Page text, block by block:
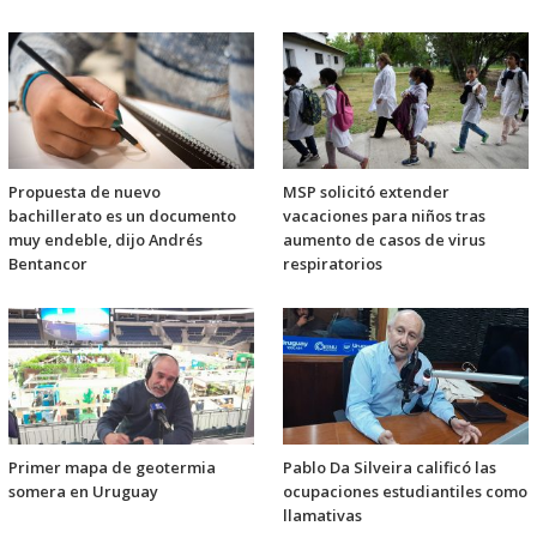
Propuesta de nuevo
bachillerato es un documento
muy endeble, dijo Andrés
Bentancor
MSP solicitó extender
vacaciones para niños tras
aumento de casos de virus
respiratorios
Primer mapa de geotermia
somera en Uruguay
Pablo Da Silveira calificó las
ocupaciones estudiantiles como
llamativas